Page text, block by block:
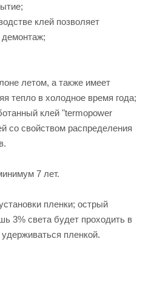
клей позволяет
летом, а также имеет
тепло в холодное время года;
клей "termopower
со свойством распределения
7 лет.
пленки; острый
3% света будет проходить в
пленкой.